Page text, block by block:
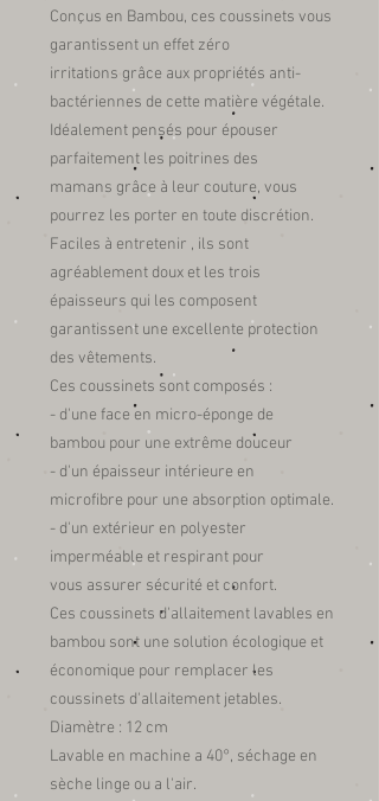
Conçus en Bambou, ces coussinets vous
garantissent un effet zéro
irritations grâce aux propriétés anti-
bactériennes de cette matière végétale.
Idéalement pensés pour épouser
parfaitement les poitrines des
mamans grâce à leur couture, vous
pourrez les porter en toute discrétion.
Faciles à entretenir , ils sont
agréablement doux et les trois
épaisseurs qui les composent
garantissent une excellente protection
des vêtements.
Ces coussinets sont composés :
- d'une face en micro-éponge de
bambou pour une extrême douceur
- d'un épaisseur intérieure en
microfibre pour une absorption optimale.
- d'un extérieur en polyester
imperméable et respirant pour
vous assurer sécurité et confort.
Ces coussinets d'allaitement lavables en
bambou sont une solution écologique et
économique pour remplacer les
coussinets d'allaitement jetables.
Diamètre : 12 cm
Lavable en machine a 40°, séchage en
sèche linge ou a l'air.